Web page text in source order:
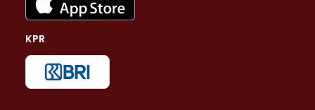
KPR